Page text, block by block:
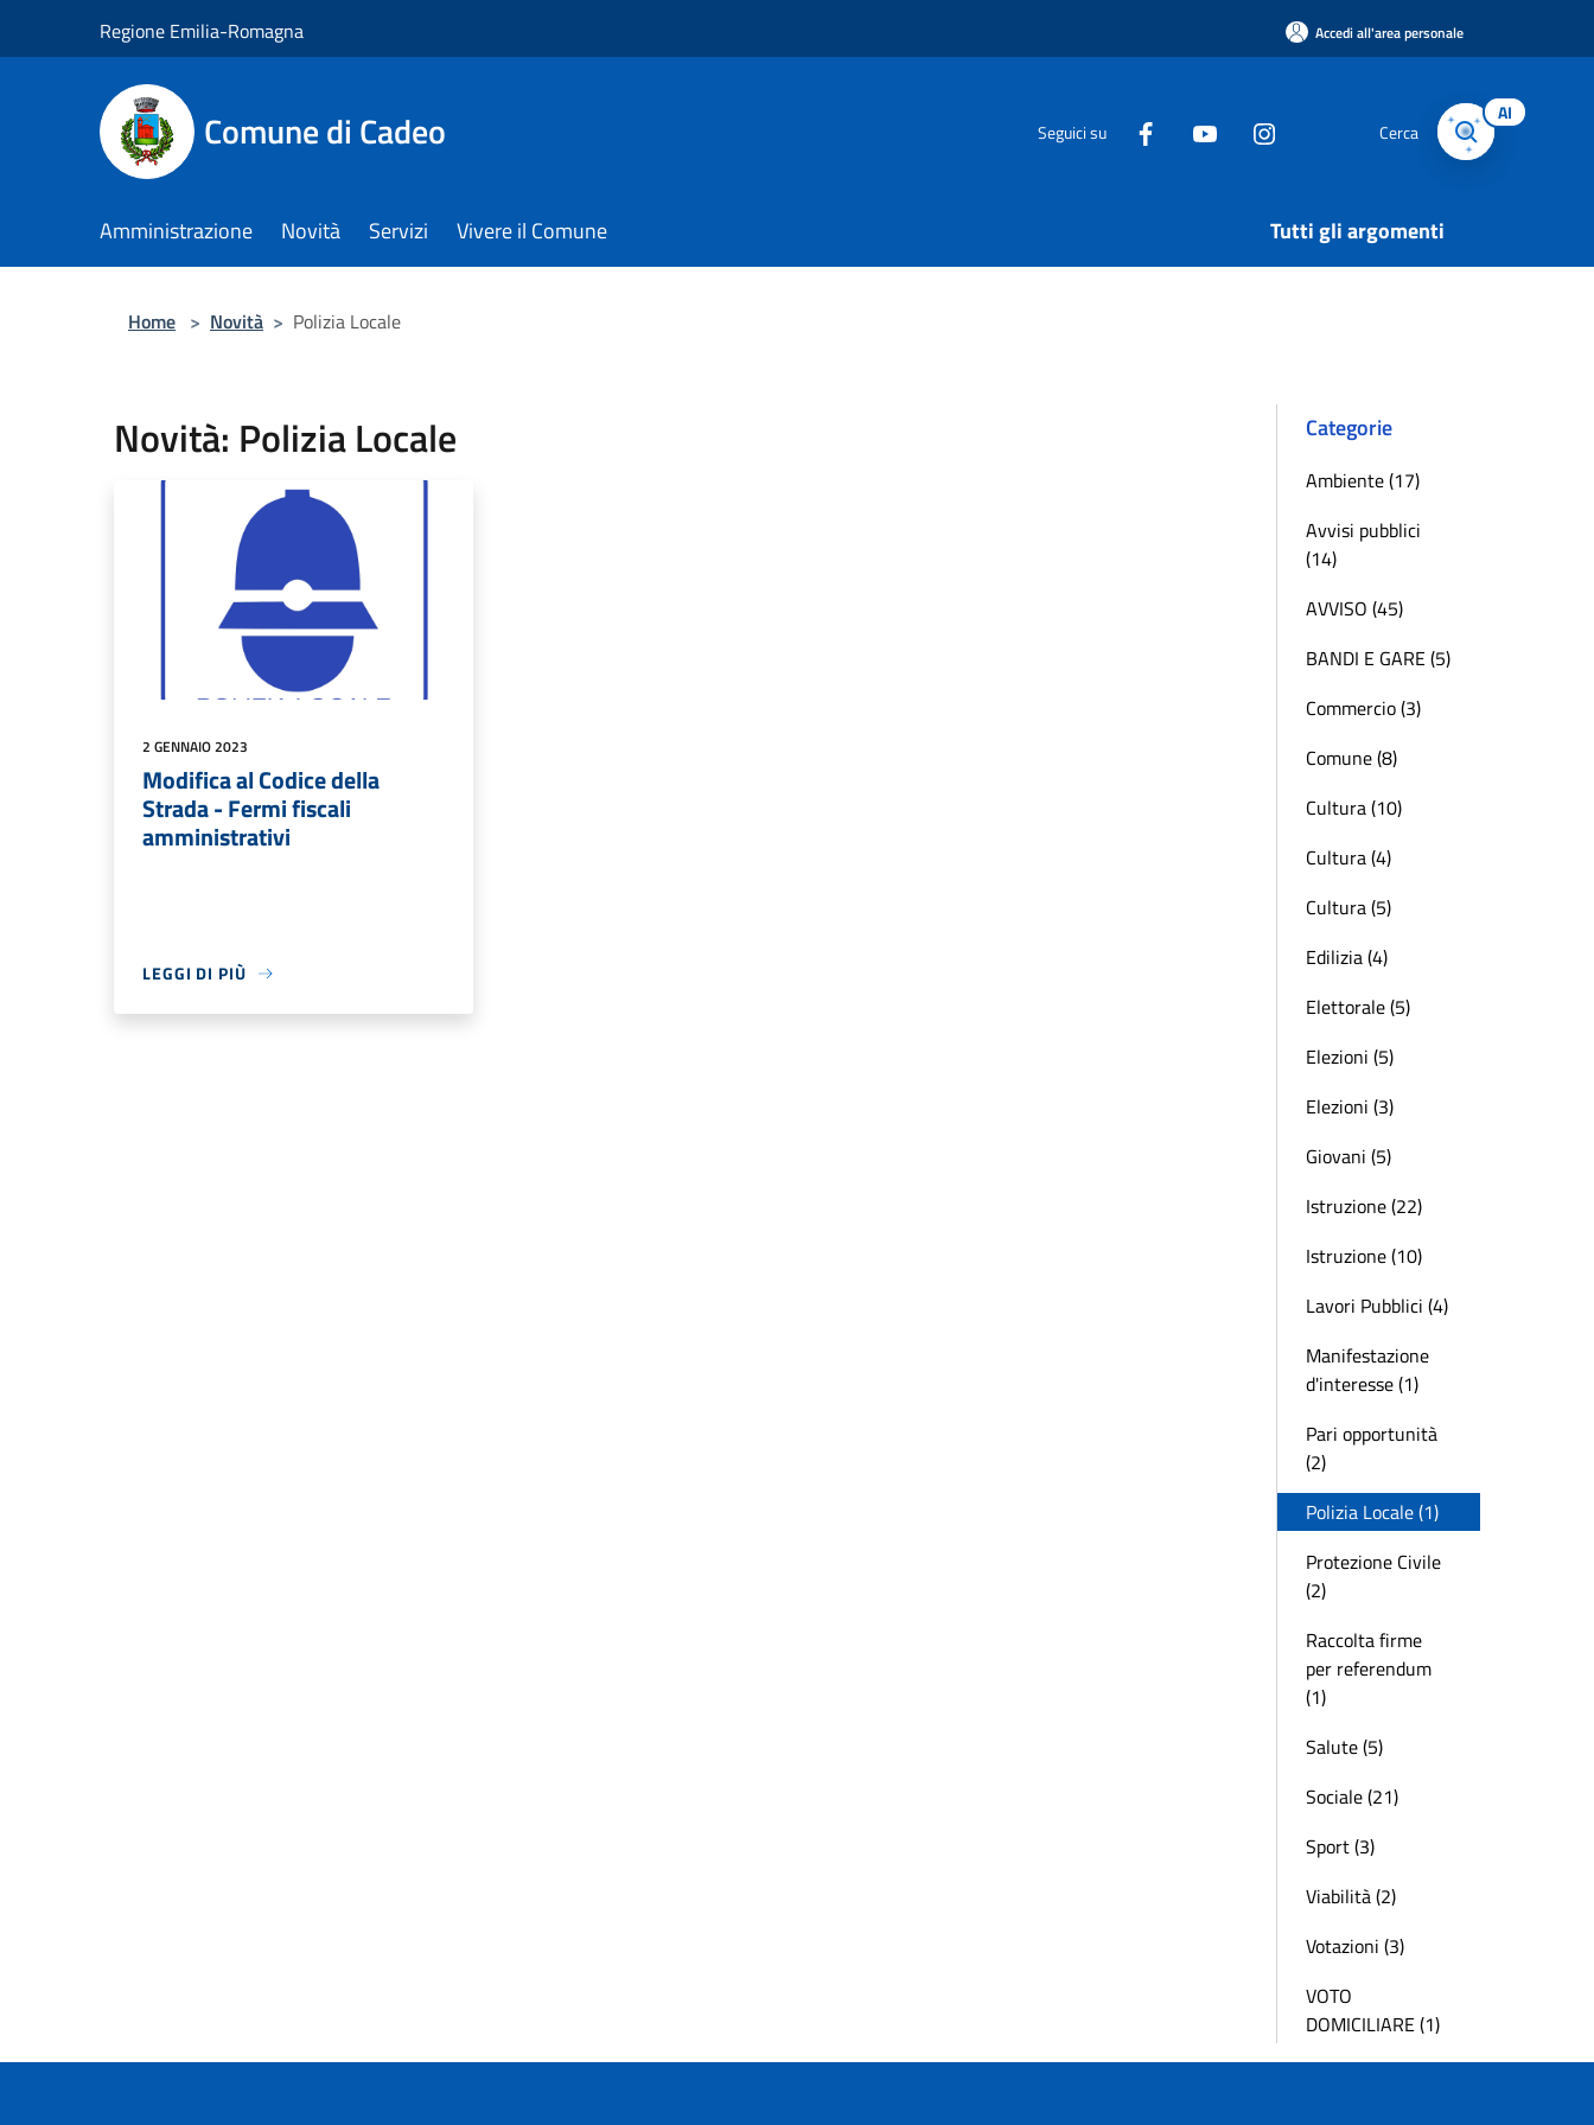
Regione Emilia-Romagna Accedi all'area personale
Comune di Cadeo Seguici su Cerca
AI
Amministrazione Novità Servizi Vivere il Comune Tutti gli argomenti
Home > Novità > Polizia Locale
Novità: Polizia Locale
2 GENNAIO 2023
Modifica al Codice della
Strada - Fermi fiscali
amministrativi
LEGGI DI PIÙ
Categorie
Ambiente (17)
Avvisi pubblici
(14)
AVVISO (45)
BANDI E GARE (5)
Commercio (3)
Comune (8)
Cultura (10)
Cultura (4)
Cultura (5)
Edilizia (4)
Elettorale (5)
Elezioni (5)
Elezioni (3)
Giovani (5)
Istruzione (22)
Istruzione (10)
Lavori Pubblici (4)
Manifestazione
d'interesse (1)
Pari opportunità
(2)
Polizia Locale (1)
Protezione Civile
(2)
Raccolta firme
per referendum
(1)
Salute (5)
Sociale (21)
Sport (3)
Viabilità (2)
Votazioni (3)
VOTO
DOMICILIARE (1)